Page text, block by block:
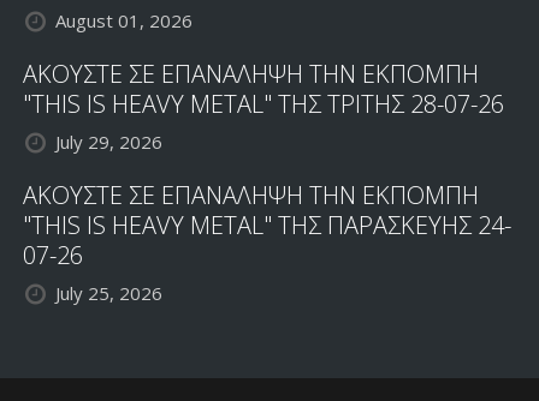
August 01, 2026
ΑΚΟΥΣΤΕ ΣΕ ΕΠΑΝΑΛΗΨΗ ΤΗΝ ΕΚΠΟΜΠΗ
"THIS IS HEAVY METAL" ΤΗΣ ΤΡΙΤΗΣ 28-07-26
July 29, 2026
ΑΚΟΥΣΤΕ ΣΕ ΕΠΑΝΑΛΗΨΗ ΤΗΝ ΕΚΠΟΜΠΗ
"THIS IS HEAVY METAL" ΤΗΣ ΠΑΡΑΣΚΕΥΗΣ 24-
07-26
July 25, 2026